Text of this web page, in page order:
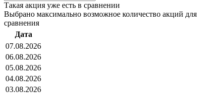
Такая акция уже есть в сравнении
Выбрано максимально возможное количество акций для
сравнения
Дата
07.08.2026
06.08.2026
05.08.2026
04.08.2026
03.08.2026